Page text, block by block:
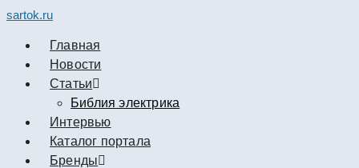
sartok.ru
Главная
Новости
Cтатьи
Библия электрика
Интервью
Каталог портала
Бренды